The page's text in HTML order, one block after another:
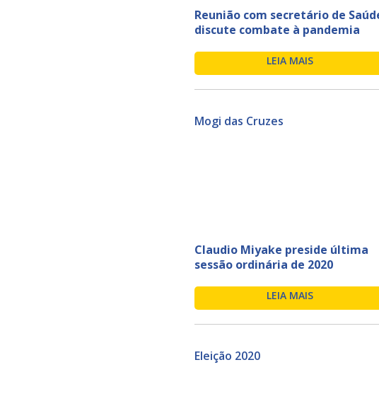
Reunião com secretário de
discute combate à pandemia
LEIA MAIS
Mogi das Cruzes
Claudio Miyake preside última
sessão ordinária de 2020
LEIA MAIS
Eleição 2020